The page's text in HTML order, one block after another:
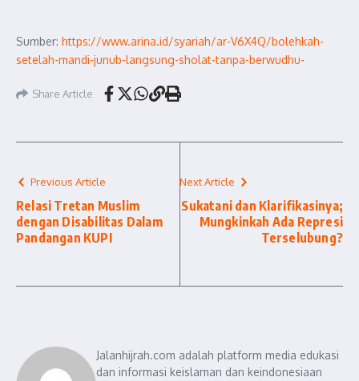
Sumber: https://www.arina.id/syariah/ar-V6X4Q/bolehkah-
setelah-mandi-junub-langsung-sholat-tanpa-berwudhu-
Share Article
Previous Article
Relasi Tretan Muslim
dengan Disabilitas Dalam
Pandangan KUPI
Next Article
Sukatani dan Klarifikasinya;
Mungkinkah Ada Represi
Terselubung?
Jalanhijrah.com adalah platform media edukasi
dan informasi keislaman dan keindonesiaan